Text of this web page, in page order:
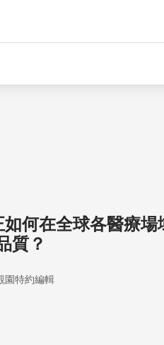
何在全球各醫療場
質？
園特約編輯